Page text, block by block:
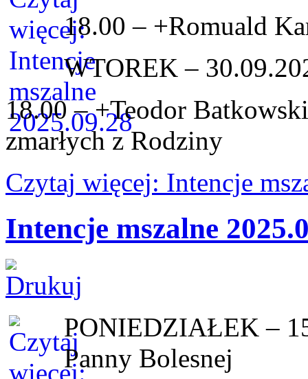
18.00 – +Romuald
WTOREK –
18.00 – +Teodor
zmarłych z Rodziny
Czytaj więcej: Intencje
Intencje mszalne
PONIEDZIAŁEK –
Panny Bolesnej